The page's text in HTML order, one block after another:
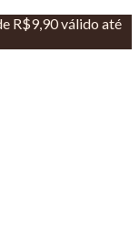
R$9,90 válido até